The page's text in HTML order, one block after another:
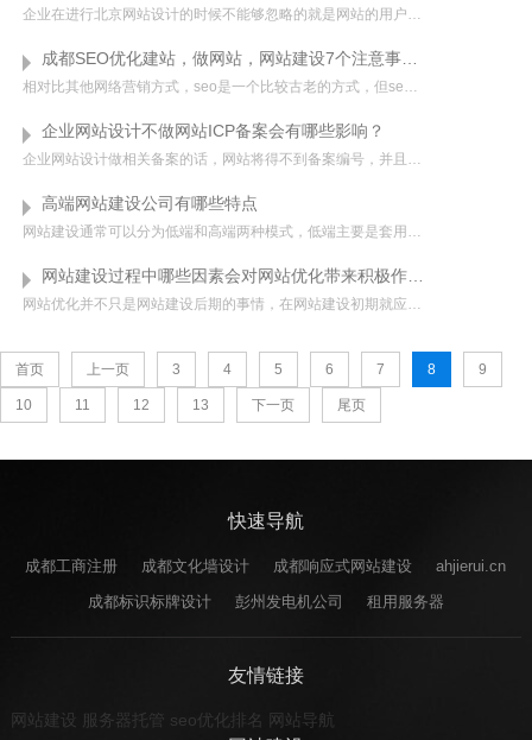
企业在进行北京网站设计的时候不能够忽略的就是网站的用户体验，主要就是考虑到用户的惯性以及视觉体验。这就对北京网站设计公司产生了很高的要求如果网站中的内容太过于繁杂，重要的信息没有凸显出来，那么用户花费...
成都SEO优化建站，做网站，网站建设7个注意事项！
相对比其他网络营销方式，seo是一个比较古老的方式，但seo并不是静态的，其随着时间也在不断的变化，比如你用五年前甚至两年前的seo策略来做seo，恐怕都未必完全有效，那么，成都现在做网站时应注意的几点重要事项？...
企业网站设计不做网站ICP备案会有哪些影响？
企业网站设计做相关备案的话，网站将得不到备案编号，并且无法使用大陆范围内的服务器，即便使用也打不开网页，提示要进行备案操作才可以，所以不做ICP备案的话只能使用大陆以外的其他地区服务器或者虚机主机，例...
高端网站建设公司有哪些特点
网站建设通常可以分为低端和高端两种模式，低端主要是套用模板这种建站方式，高端模式是指根据企业需求完全定制开发的网站建设方式。高端网站建设市场如今越来越壮大且已成为企业网站建设的主流，高端网站定制可以体...
网站建设过程中哪些因素会对网站优化带来积极作用？
网站优化并不只是网站建设后期的事情，在网站建设初期就应该提前考虑进去这个因素，也就是说应该从头做起，这样会给后期的网站优化带来非常大的方便。那么在网站建设过程中，哪些因素会对搜索引擎优化带来积极的作用...
首页 上一页 3 4 5 6 7 8 9
10 11 12 13 下一页 尾页
快速导航
成都工商注册 成都文化墙设计 成都响应式网站建设
ahjierui.cn
成都标识标牌设计
彭州发电机公司 租用服务器
友情链接
网站建设 服务器托管 seo优化排名 网站导航